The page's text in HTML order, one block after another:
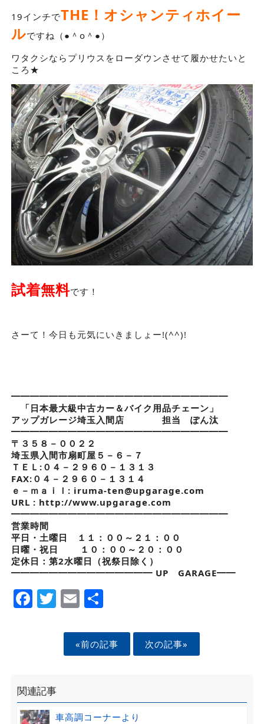
19インチでTHE！オシャンティホイー
ルですね（●＾o＾●）
ワタクシならプリウスをローダウンさせて履かせたいと
ころ★
試着無料です！
さーて！今日も元気にいきましょー!(^^)!
━━━━━━━━━━━━━━━━━━━━━━━
「日本最大級中古カー＆バイク用品チェーン」
アップガレージ埼玉入間店 担当 ぽん汰
━━━━━━━━━━━━━━━━━━━━━━━
〒３５８－００２２
埼玉県入間市扇町屋５－６－７
ＴＥＬ:０４－２９６０－１３１３
FAX:０４－２９６０－１３１４
ｅ－ｍａｉｌ: iruma-ten@upgarage.com
URL : http://www.upgarage.com
━━━━━━━━━━━━━━━━━━━━━━━
営業時間
平日・土曜日 １１：００～２１：００
日曜・祝日 １０：００～２０：００
定休日：第2水曜日（祝祭日除く）
━━━━━━━━━━━━━━━ UP GARAGE━━
Facebook
Twitter
EmailShare
«前の記事 次の記事»
関連記事
車高調コーナーより